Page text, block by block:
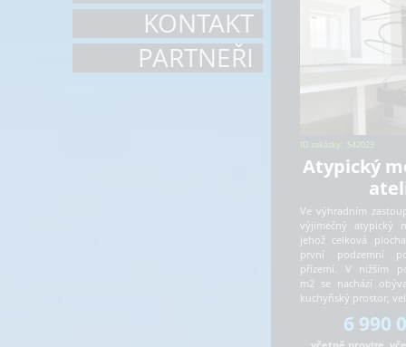
KONTAKT
PARTNEŘI
ID zakázky: 542023
Atypický
Ve výhradním
výjimečný atypický
jehož celková
první podzemní
přízemí. V nižším
m2 se nachází
kuchyňský prostor,
6 990